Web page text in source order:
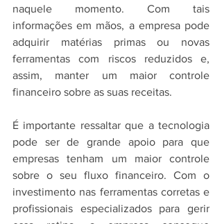
naquele momento. Com tais
informações em mãos, a empresa pode
adquirir matérias primas ou novas
ferramentas com riscos reduzidos e,
assim, manter um maior controle
financeiro sobre as suas receitas.
É importante ressaltar que a tecnologia
pode ser de grande apoio para que
empresas tenham um maior controle
sobre o seu fluxo financeiro. Com o
investimento nas ferramentas corretas e
profissionais especializados para gerir